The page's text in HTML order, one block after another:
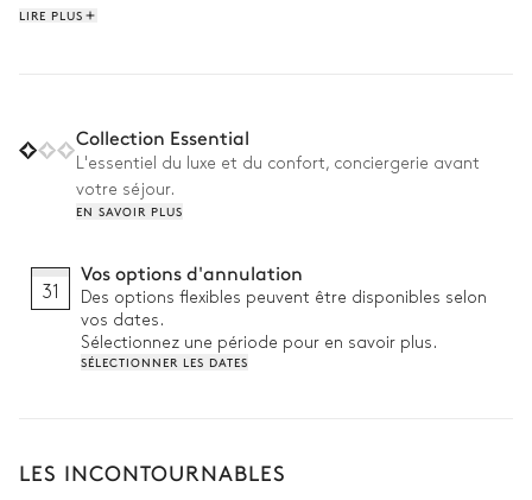
du village pittoresque de Vitrac et de la Dordogne.
calme des salons élégants pour une soirée tranquille. À la nuit
tombée, installez-vous autour d’une table en bois, un verre de
vin local à la main.
LIRE PLUS
Collection Essential
L'essentiel du luxe et du confort, conciergerie avant
votre séjour.
EN SAVOIR PLUS
31
Vos options d'annulation
Des options flexibles peuvent être disponibles selon
vos dates.
Sélectionnez une période pour en savoir plus.
SÉLECTIONNER LES DATES
LES INCONTOURNABLES